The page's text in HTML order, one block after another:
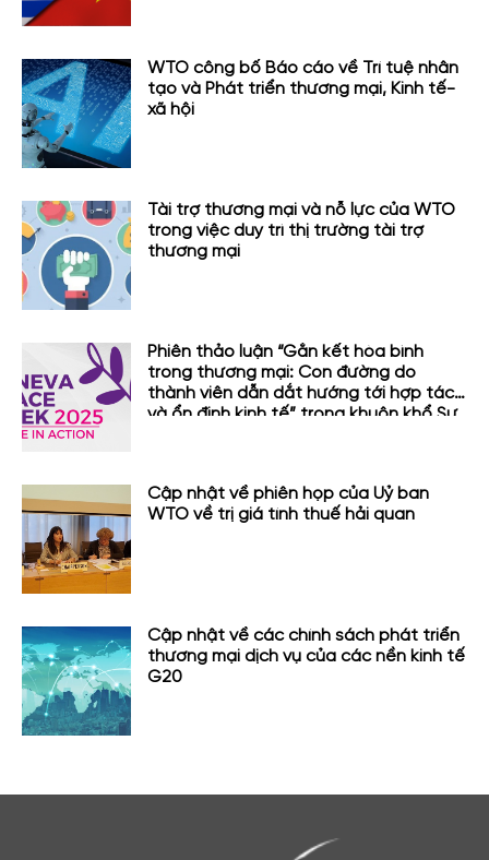
WTO công bố Báo cáo về Trí tuệ nhân
tạo và Phát triển thương mại, Kinh tế-
xã hội
Tài trợ thương mại và nỗ lực của WTO
trong việc duy trì thị trường tài trợ
thương mại
Phiên thảo luận “Gắn kết hòa bình
trong thương mại: Con đường do
thành viên dẫn dắt hướng tới hợp tác
và ổn định kinh tế” trong khuôn khổ Sự
Cập nhật về phiên họp của Uỷ ban
WTO về trị giá tính thuế hải quan
Cập nhật về các chính sách phát triển
thương mại dịch vụ của các nền kinh tế
G20